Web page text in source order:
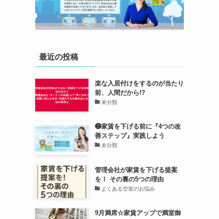
最近の投稿
楽な入居付けをするのが当たり
前、人間だから!?
未分類
❷家賃を下げる前に『4つの改
善ステップ』実践しよう
未分類
管理会社が家賃を下げる提案
を！ その裏の5つの理由
よくある空室のお悩み
9月満席☆家賃アップで満室御